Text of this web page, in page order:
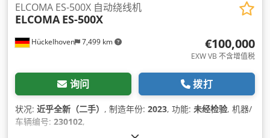
Hückelhoven 7,499 km
ELCOMA ES-500X 自动绕线机
ELCOMA ES-500X
€100,000
EXW VB 不含增值税
询问 拨打
状况: 近乎全新（二手） , 制造年份: 2023, 功能: 未经检验, 机器/
车辆编号: 230102,